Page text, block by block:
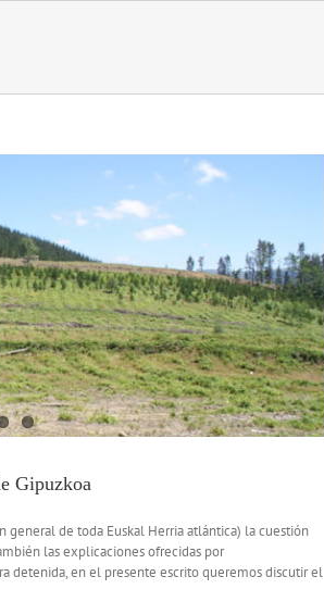
Gipuzkoa
general de toda Euskal Herria atlántica) la cuestión
las explicaciones ofrecidas por
detenida, en el presente escrito queremos discutir el